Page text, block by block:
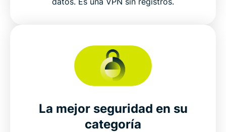
La mejor seguridad en su
categoría